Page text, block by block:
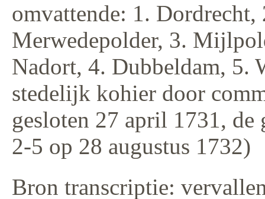
omvattende: 1. Dordrecht,
Merwedepolder, 3.
Nadort, 4. Dubbeldam, 5.
stedelijk kohier door
gesloten 27 april 1731, de
2-5 op 28 augustus 1732)
Bron transcriptie: